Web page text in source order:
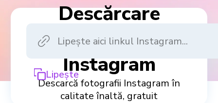
Descărcare
fotografii
Instagram
Descarcă fotografii Instagram în
calitate înaltă, gratuit
Lipește